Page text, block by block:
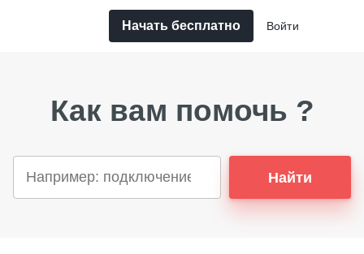
Начать бесплатно Войти
Как вам помочь ?
Найти